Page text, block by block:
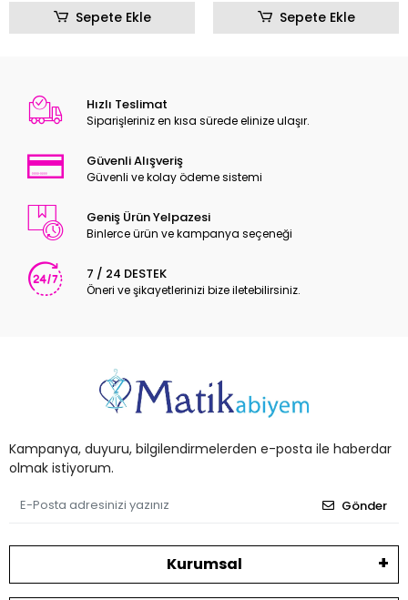
Sepete Ekle Sepete Ekle
Hızlı Teslimat
Siparişleriniz en kısa sürede elinize ulaşır.
Güvenli Alışveriş
Güvenli ve kolay ödeme sistemi
Geniş Ürün Yelpazesi
Binlerce ürün ve kampanya seçeneği
7 / 24 DESTEK
Öneri ve şikayetlerinizi bize iletebilirsiniz.
Kampanya, duyuru, bilgilendirmelerden e-posta ile haberdar
olmak istiyorum.
Gönder
Kurumsal